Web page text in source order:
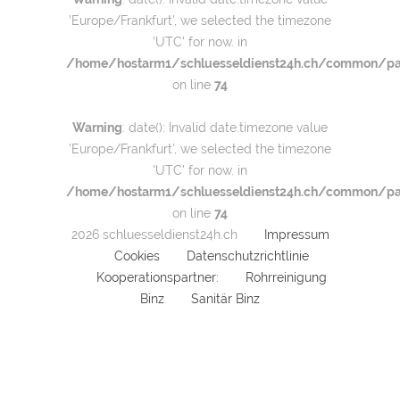
'Europe/Frankfurt', we selected the timezone
'UTC' for now. in
/home/hostarm1/schluesseldienst24h.ch/common/
on line 74
Warning: date(): Invalid date.timezone value
'Europe/Frankfurt', we selected the timezone
'UTC' for now. in
/home/hostarm1/schluesseldienst24h.ch/common/
on line 74
2026 schluesseldienst24h.ch
Impressum
Cookies
Datenschutzrichtlinie
Kooperationspartner:
Rohrreinigung
Binz
Sanitär Binz